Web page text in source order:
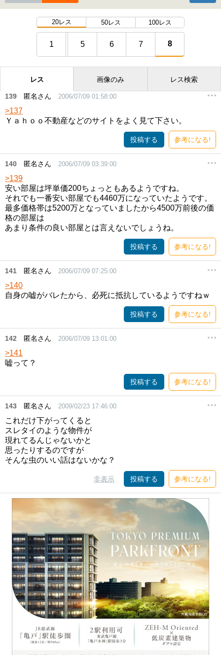
20レス 50レス 100レス
1 5 6 7 8
レス 画像のみ レス検索
139 匿名さん 2006/07/09 01:58:00
>137
Ｙａｈｏｏ不動産などのサイトをよく見て下さい。
投稿する 参考になる!
140 匿名さん 2006/07/09 03:39:00
>139
安い部屋は坪単価200ちょっともあるようですね。
それでも一番安い部屋でも4460万になっていたようです。
最多価格帯は5200万となっていましたから4500万前後の価
格の部屋は
あまり条件の良い部屋とは言えないでしょうね。
投稿する 参考になる!
141 匿名さん 2006/07/09 07:25:00
>140
自身の嘘がバレたから、必死に抵抗しているようですねｗ
投稿する 参考になる!
142 匿名さん 2006/07/09 13:01:00
>141
嘘って？
投稿する 参考になる!
143 匿名さん 2009/02/23 17:46:00
これだけ下がってくると
スレタイのような物件が
現れてるんじゃないかと
思ったりするのですが
そんな虫のいい話はないかな？
非表示 投稿する 参考になる!